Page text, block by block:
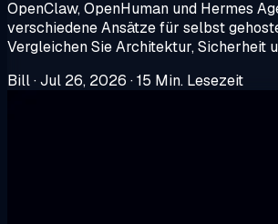
OpenClaw, OpenHuman und Hermes
verschiedene Ansätze für selbst
Vergleichen Sie Architektur, Sicherheit
Bill·Jul 26, 2026 ·15 Min. Lesezeit